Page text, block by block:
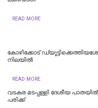
READ MORE
കോഴിക്കോട്
നിലയിൽ
READ MORE
വടകര മടപ്പള്ളി ദേശീയ
പരിക്ക്